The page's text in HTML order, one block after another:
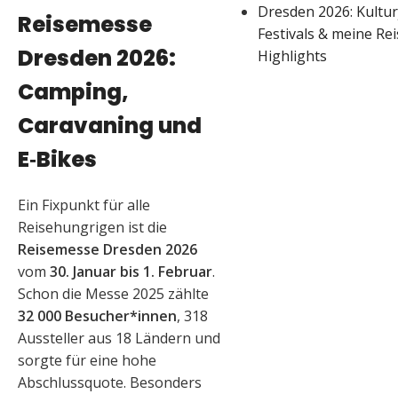
Reisemesse
Dresden 2026:
Camping,
Caravaning und
E‑Bikes
Ein Fixpunkt für alle
Reisehungrigen ist die
Reisemesse Dresden 2026
vom 30. Januar bis 1. Februar.
Schon die Messe 2025 zählte
32 000 Besucher*innen, 318
Aussteller aus 18 Ländern und
sorgte für eine hohe
Abschlussquote. Besonders
Dresden 2026:
Festivals & meine
Highlights